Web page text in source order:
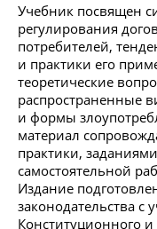
Учебник посвящен
регулирования
потребителей,
и практики его
теоретические
распространенные
и формы
материал
практики,
самостоятельной
Издание
законодательства с
Конституционного